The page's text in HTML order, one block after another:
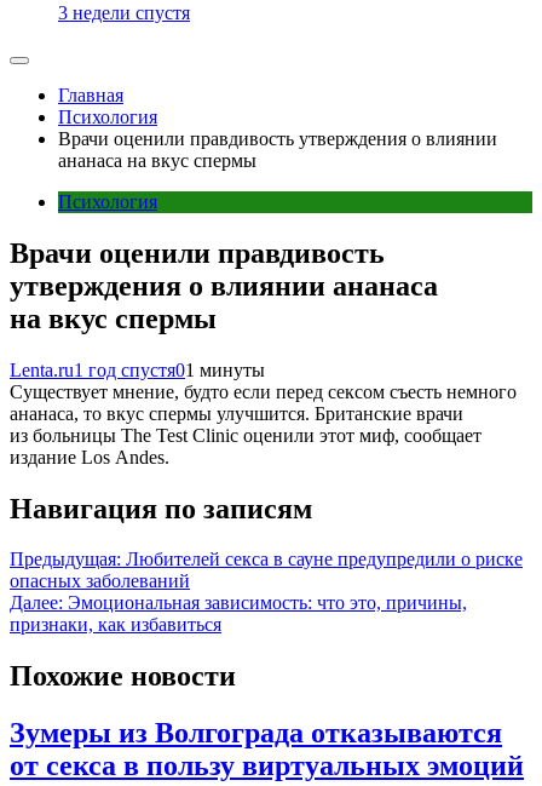
3 недели спустя
Главная
Психология
Врачи оценили правдивость утверждения о влиянии
ананаса на вкус спермы
Психология
Врачи оценили правдивость
утверждения о влиянии ананаса
на вкус спермы
Lenta.ru1 год спустя01 минуты
Существует мнение, будто если перед сексом съесть немного
ананаса, то вкус спермы улучшится. Британские врачи
из больницы The Test Clinic оценили этот миф, сообщает
издание Los Andes.
Навигация по записям
Предыдущая: Любителей секса в сауне предупредили о риске
опасных заболеваний
Далее: Эмоциональная зависимость: что это, причины,
признаки, как избавиться
Похожие новости
Зумеры из Волгограда отказываются
от секса в пользу виртуальных эмоций